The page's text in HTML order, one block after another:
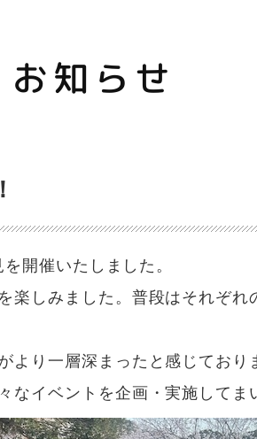
お知らせ
開催いたしました。
楽しみました。普段はそれぞ
り一層深まったと感じており
イベントを企画・実施してま